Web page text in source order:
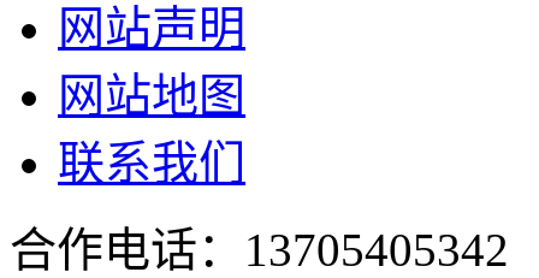
网站声明
网站地图
联系我们
合作电话：